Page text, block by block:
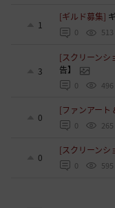
1
[ギルド募集]
0 513
3
[スクリーンシ
告】
0 496
0
[ファンアート
0 265
0
[スクリーンシ
0 595